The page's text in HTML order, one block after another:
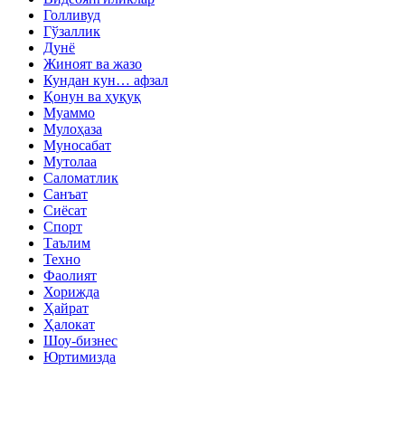
Голливуд
Гўзаллик
Дунё
Жиноят ва жазо
Кундан кун… афзал
Қонун ва ҳуқуқ
Муаммо
Мулоҳаза
Муносабат
Мутолаа
Саломатлик
Санъат
Сиёсат
Спорт
Таълим
Техно
Фаолият
Хорижда
Ҳайрат
Ҳалокат
Шоу-бизнес
Юртимизда